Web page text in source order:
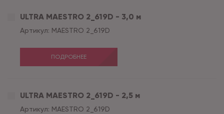
ULTRA MAESTRO 2_619D - 3,0 м
Артикул: MAESTRO 2_619D
ПОДРОБНЕЕ
ULTRA MAESTRO 2_619D - 2,5 м
Артикул: MAESTRO 2_619D